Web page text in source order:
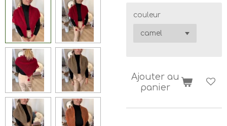
couleur
Ajouter au
panier